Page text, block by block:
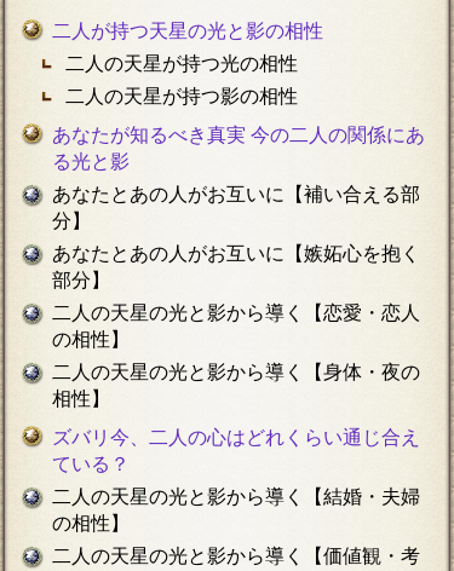
二人が持つ天星の光と影の相性
二人の天星が持つ光の相性
二人の天星が持つ影の相性
あなたが知るべき真実 今の二人の関係にあ
る光と影
あなたとあの人がお互いに【補い合える部
分】
あなたとあの人がお互いに【嫉妬心を抱く
部分】
二人の天星の光と影から導く【恋愛・恋人
の相性】
二人の天星の光と影から導く【身体・夜の
相性】
ズバリ今、二人の心はどれくらい通じ合え
ている？
二人の天星の光と影から導く【結婚・夫婦
の相性】
二人の天星の光と影から導く【価値観・考